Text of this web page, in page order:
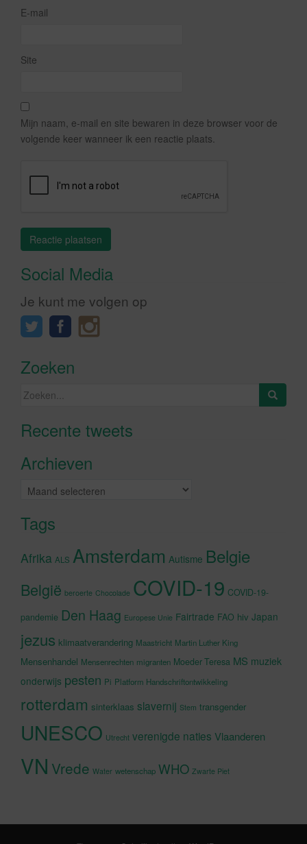
E-mail
Site
Mijn naam, e-mail en site bewaren in deze browser voor de
volgende keer wanneer ik een reactie plaats.
Social Media
Je kunt me volgen op
Zoeken
Zoeken
Recente tweetsKlik om marketing cookies te
Archieven
Archieven
Tags
Afrika ALS Amsterdam Autisme Belgie
België beroerte Chocolade COVID-19 COVID-19-
pandemie Den Haag Europese Unie Fairtrade FAO hiv Japan
jezus klimaatverandering Maastricht Martin Luther King
Mensenhandel Mensenrechten migranten Moeder Teresa MS muziek
onderwijs pesten Pi Platform Handschriftontwikkeling
rotterdam sinterklaas slavernij Stem transgender
UNESCO Utrecht verenigde naties Vlaanderen
VN Vrede Water wetenschap WHO Zwarte Piet